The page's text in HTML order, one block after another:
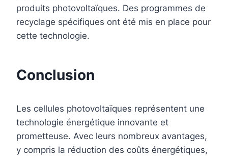
produits photovoltaïques. Des programmes de
recyclage spécifiques ont été mis en place pour
cette technologie.
Conclusion
Les cellules photovoltaïques représentent une
technologie énergétique innovante et
prometteuse. Avec leurs nombreux avantages,
y compris la réduction des coûts énergétiques,